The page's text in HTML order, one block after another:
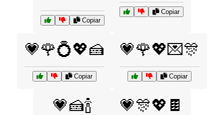
Copiar
Copiar
💗🌹💍💖🍰
Copiar
💗🌹💖💌🎊
Copiar
💗🍰🍾 💗🎊💖🍫